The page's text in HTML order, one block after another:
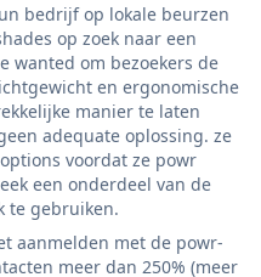
bedrijf op lokale beurzen
op zoek naar een
wanted om bezoekers de
en ergonomische
manier te laten
adequate oplossing. ze
voordat ze powr
een onderdeel van de
te gebruiken.
aanmelden met de powr-
meer dan 250% (meer